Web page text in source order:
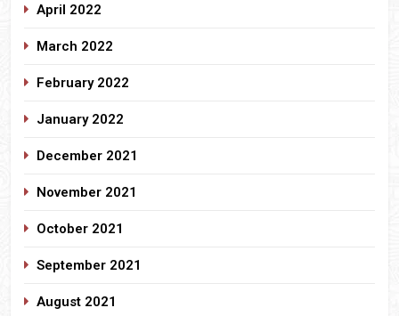
April 2022
March 2022
February 2022
January 2022
December 2021
November 2021
October 2021
September 2021
August 2021